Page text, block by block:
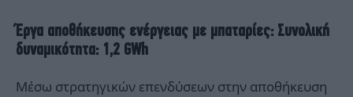
Έργα αποθήκευσης ενέργειας με μπαταρίες: Συνολική
δυναμικότητα: 1,2 GWh
Μέσω στρατηγικών επενδύσεων στην αποθήκευση